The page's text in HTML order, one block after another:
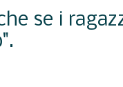
se i